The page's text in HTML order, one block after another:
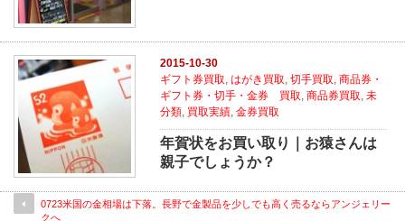
2015-10-30
ギフト券買取,はがき買取,切手買取,商品券・
ギフト券・切手・金券 買取,商品券買取,未
分類, 買取実績,金券買取
年賀状をお買い取り｜お猿さんは
親子でしょうか？
0723米国の金相場は下落。長野で金製品を少しでも高く売るならアンジェリー
クへ